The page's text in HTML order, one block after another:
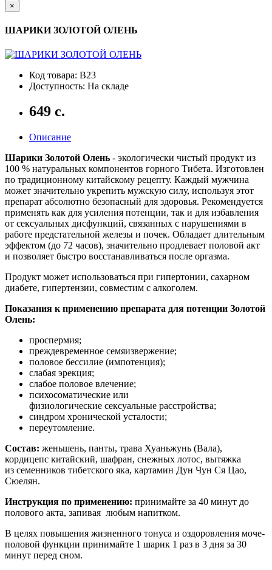
×
ШАРИКИ ЗОЛОТОЙ ОЛЕНЬ
Код товара: B23
Доступность: На складе
649 с.
Описание
Шарики Золотой Олень - экологически чистый продукт из
100 % натуральных компонентов горного Тибета. Изготовлен
по традиционному китайскому рецепту. Каждый мужчина
может значительно укрепить мужскую силу, используя этот
препарат абсолютно безопасный для здоровья. Рекомендуется
применять как для усиления потенции, так и для избавления
от сексуальных дисфункций, связанных с нарушениями в
работе предстательной железы и почек. Обладает длительным
эффектом (до 72 часов), значительно продлевает половой акт
и позволяет быстро восстанавливаться после оргазма.
Продукт может использоваться при гипертонии, сахарном
диабете, гипертензии, совместим с алкоголем.
Показания к применению препарата для потенции Золотой
Олень:
проспермия;
преждевременное семяизвержение;
половое бессилие (импотенция);
слабая эрекция;
слабое половое влечение;
психосоматические или
физиологические сексуальные расстройства;
синдром хронической усталости;
переутомление.
Состав: женьшень, панты, трава Хуаньжунь (Вала),
кордицепс китайский, шафран, снежных лотос, вытяжка
из семенников тибетского яка, картамин Дун Чун Ся Цао,
Сюелян.
Инструкция по применению: принимайте за 40 минут до
полового акта, запивая любым напитком.
В целях повышения жизненного тонуса и оздоровления моче-
половой функции принимайте 1 шарик 1 раз в 3 дня за 30
минут перед сном.